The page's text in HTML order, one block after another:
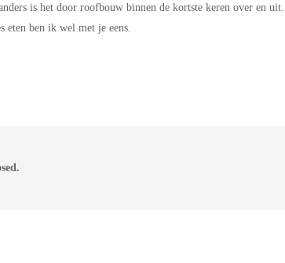
is het door roofbouw binnen de kortste keren over en uit.
eten ben ik wel met je eens.